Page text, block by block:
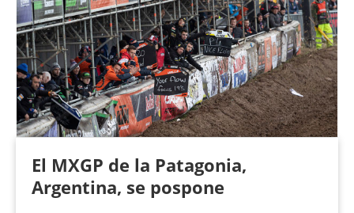
El MXGP de la Patagonia,
Argentina, se pospone